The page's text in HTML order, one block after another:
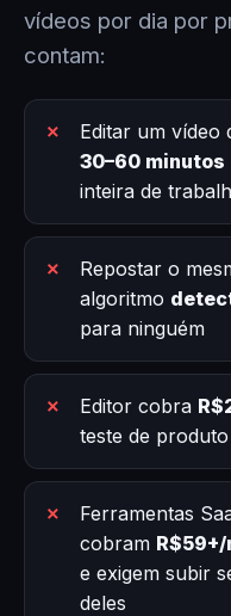
vídeos por dia por
contam:
Editar um vídeo
30–60 minutos
inteira de
Repostar o
algoritmo
para ninguém
Editor cobra
teste de
Ferramentas
cobram
e exigem subir
deles